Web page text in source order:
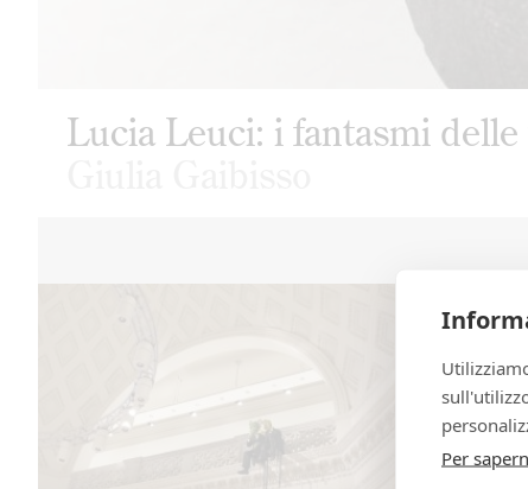
Lucia Leuci: i fantasmi
Per